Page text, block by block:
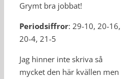
Grymt bra jobbat!
Periodsiffror: 29-10, 20-16,
20-4, 21-5
Jag hinner inte skriva så
mycket den här kvällen men